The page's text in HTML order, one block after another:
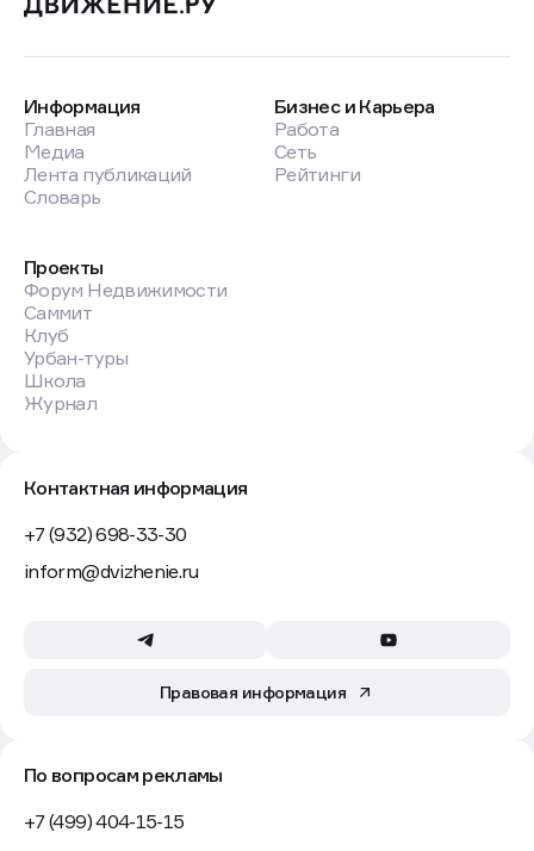
Информация
Главная
Медиа
Лента публикаций
Бизнес и Карьера
Работа
Сеть
Проекты
Форум Недвижимости
Саммит
Клуб
Урбан-туры
Школа
Контактная информация
+7 (932) 698-33-30
По вопросам рекламы